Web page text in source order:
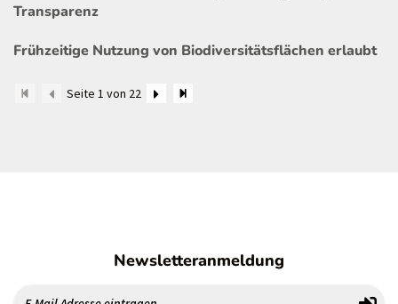
Transparenz
Frühzeitige Nutzung von Biodiversitätsflächen erlaubt
Seite 1 von 22
Newsletteranmeldung